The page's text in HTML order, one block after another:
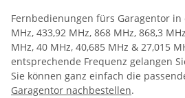
Fernbedienungen fürs Garagentor in
MHz, 433,92 MHz, 868 MHz, 868,3
MHz, 40 MHz, 40,685 MHz & 27,015
entsprechende Frequenz gelangen
Sie können ganz einfach die
Garagentor nachbestellen.